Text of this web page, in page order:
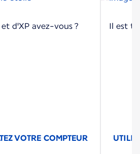
d'XP avez-vous ?
VOTRE COMPTEUR
Il est